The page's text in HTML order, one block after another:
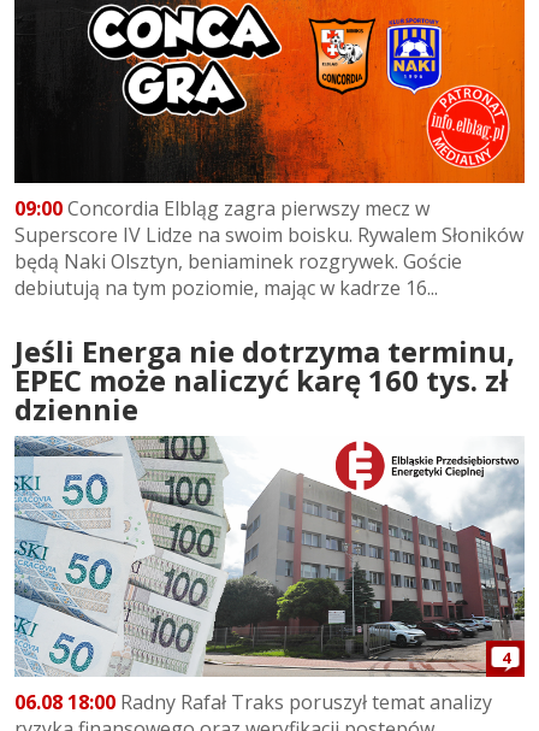
09:00Concordia Elbląg zagra pierwszy mecz w
Superscore IV Lidze na swoim boisku. Rywalem Słoników
będą Naki Olsztyn, beniaminek rozgrywek. Goście
debiutują na tym poziomie, mając w kadrze 16...
Jeśli Energa nie dotrzyma terminu,
EPEC może naliczyć karę 160 tys. zł
dziennie
4
06.08 18:00 Radny Rafał Traks poruszył temat analizy